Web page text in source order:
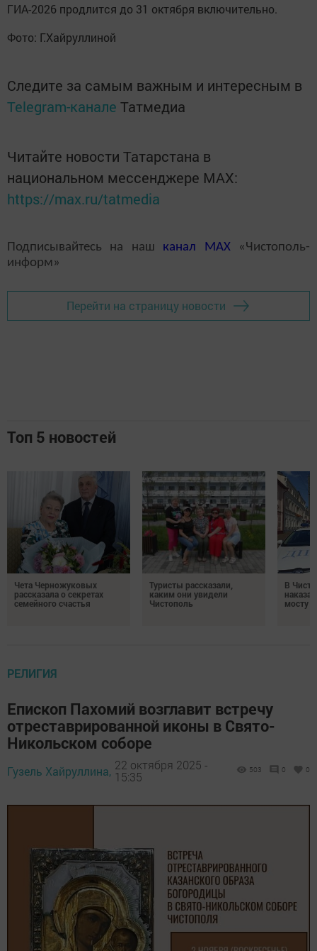
ГИА-2026 продлится до 31 октября включительно.
Фото: Г.Хайруллиной
Следите за самым важным и интересным в
Telegram-канале Татмедиа
Читайте новости Татарстана в
национальном мессенджере MАХ:
https://max.ru/tatmedia
Подписывайтесь на наш канал MAX«Чистополь-
информ»
Перейти на страницу новости
Топ 5 новостей
Чета Черножуковых
рассказала о секретах
семейного счастья
Туристы рассказали,
каким они увидели
Чистополь
В
мосту
РЕЛИГИЯ
Епископ Пахомий возглавит встречу
отреставрированной иконы в Свято-
Никольском соборе
Гузель Хайруллина, 22 октября 2025 -
15:35
503 0 0